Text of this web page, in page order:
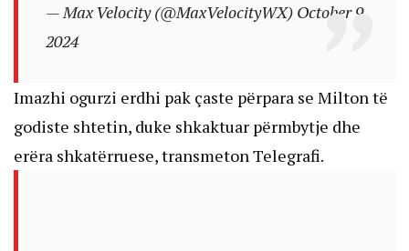
— Max Velocity (@MaxVelocityWX) October 9,
2024
Imazhi ogurzi erdhi pak çaste përpara se Milton të
godiste shtetin, duke shkaktuar përmbytje dhe
erëra shkatërruese, transmeton Telegrafi.